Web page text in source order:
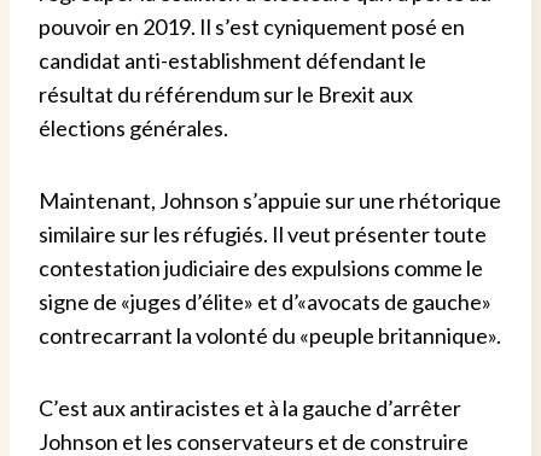
pouvoir en 2019. Il s’est cyniquement posé en
candidat anti-establishment défendant le
résultat du référendum sur le Brexit aux
élections générales.
Maintenant, Johnson s’appuie sur une rhétorique
similaire sur les réfugiés. Il veut présenter toute
contestation judiciaire des expulsions comme le
signe de «juges d’élite» et d’«avocats de gauche»
contrecarrant la volonté du «peuple britannique».
C’est aux antiracistes et à la gauche d’arrêter
Johnson et les conservateurs et de construire